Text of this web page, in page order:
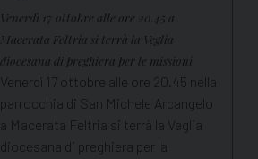
Venerdì 17 ottobre alle ore 20.45 a
Macerata Feltria si terrà la Veglia
diocesana di preghiera per le missioni
Venerdì 17 ottobre alle ore 20.45 nella
parrocchia di San Michele Arcangelo
a Macerata Feltria si terrà la Veglia
diocesana di preghiera per la